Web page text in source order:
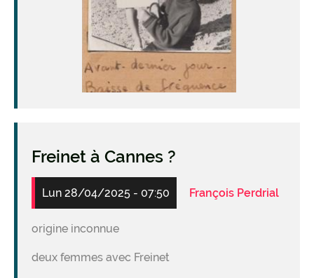
Freinet à Cannes ?
Lun 28/04/2025 - 07:50 François Perdrial
origine inconnue
deux femmes avec Freinet